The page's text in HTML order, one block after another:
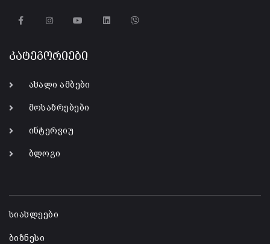
კატეგორიები
ახალი ამბები
მოსაზრებები
ინტერვიუ
ბლოგი
სიახლეები
ბიზნესი